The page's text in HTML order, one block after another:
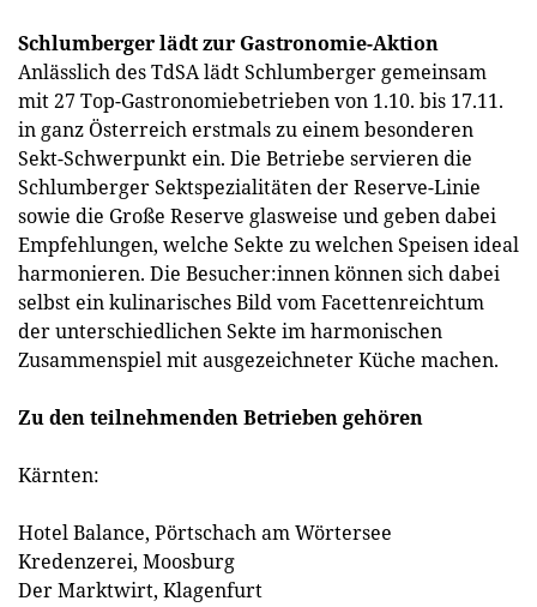
Schlumberger lädt zur Gastronomie-Aktion
Anlässlich des TdSA lädt Schlumberger gemeinsam
mit 27 Top-Gastronomiebetrieben von 1.10. bis 17.11.
in ganz Österreich erstmals zu einem besonderen
Sekt-Schwerpunkt ein. Die Betriebe servieren die
Schlumberger Sektspezialitäten der Reserve-Linie
sowie die Große Reserve glasweise und geben dabei
Empfehlungen, welche Sekte zu welchen Speisen ideal
harmonieren. Die Besucher:innen können sich dabei
selbst ein kulinarisches Bild vom Facettenreichtum
der unterschiedlichen Sekte im harmonischen
Zusammenspiel mit ausgezeichneter Küche machen.
Zu den teilnehmenden Betrieben gehören
Kärnten:
Hotel Balance, Pörtschach am Wörtersee
Kredenzerei, Moosburg
Der Marktwirt, Klagenfurt